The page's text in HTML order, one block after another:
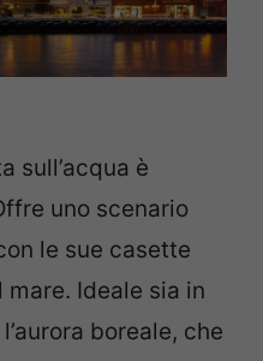
sull’acqua è
uno scenario
le sue casette
Ideale sia in
boreale, che